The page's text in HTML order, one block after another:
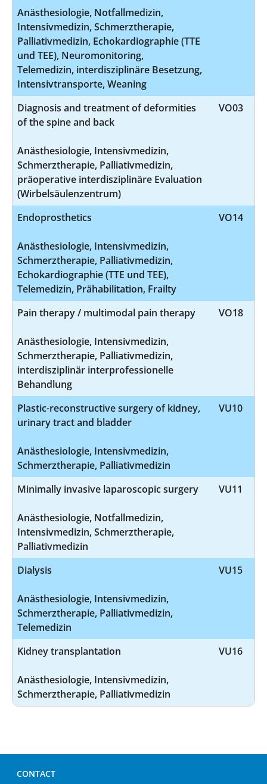
Anästhesiologie, Notfallmedizin,
Intensivmedizin, Schmerztherapie,
Palliativmedizin, Echokardiographie (TTE
und TEE), Neuromonitoring,
Telemedizin, interdisziplinäre Besetzung,
Intensivtransporte, Weaning
Diagnosis and treatment of deformities
of the spine and back
Anästhesiologie, Intensivmedizin,
Schmerztherapie, Palliativmedizin,
präoperative interdisziplinäre Evaluation
(Wirbelsäulenzentrum)
VO03
Endoprosthetics
Anästhesiologie, Intensivmedizin,
Schmerztherapie, Palliativmedizin,
Echokardiographie (TTE und TEE),
Telemedizin, Prähabilitation, Frailty
VO14
Pain therapy / multimodal pain therapy
Anästhesiologie, Intensivmedizin,
Schmerztherapie, Palliativmedizin,
interdisziplinär interprofessionelle
Behandlung
VO18
Plastic-reconstructive surgery of kidney,
urinary tract and bladder
Anästhesiologie, Intensivmedizin,
Schmerztherapie, Palliativmedizin
VU10
Minimally invasive laparoscopic surgery
Anästhesiologie, Notfallmedizin,
Intensivmedizin, Schmerztherapie,
Palliativmedizin
VU11
Dialysis
Anästhesiologie, Intensivmedizin,
Schmerztherapie, Palliativmedizin,
Telemedizin
VU15
Kidney transplantation
Anästhesiologie, Intensivmedizin,
Schmerztherapie, Palliativmedizin
VU16
CONTACT